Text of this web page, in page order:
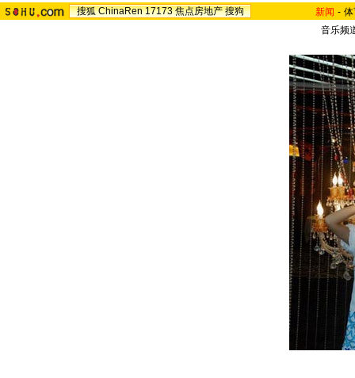
搜狐 ChinaRen 17173 焦点房地产 搜狗 新闻 -
音乐频